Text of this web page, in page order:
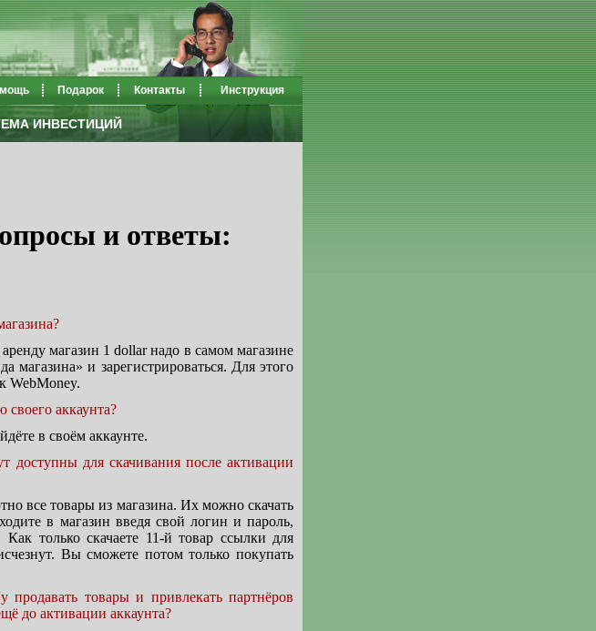
Подарок Контакты Инструкция
ИНВЕСТИЦИЙ
и ответы:
магазин 1 dollar надо в самом магазине
магазина» и зарегистрироваться. Для этого
WebMoney.
своего аккаунта?
в своём аккаунте.
доступны для скачивания после активации
все товары из магазина. Их можно скачать
в магазин введя свой логин и пароль,
только скачаете 11-й товар ссылки для
Вы сможете потом только покупать
продавать товары и привлекать партнёров
до активации аккаунта?